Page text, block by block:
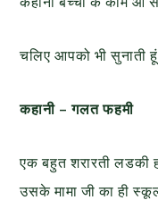
चलिए आपको भी सुनाती हूं
कहानी – गलत फहमी
एक बहुत शरारती लडकी
उसके मामा जी का ही